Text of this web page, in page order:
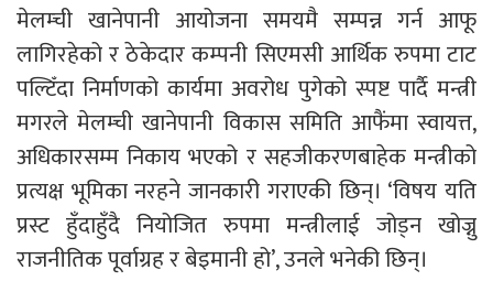
मेलम्ची खानेपानी आयोजना समयमै सम्पन्न गर्न आफू
लागिरहेको र ठेकेदार कम्पनी सिएमसी आर्थिक रुपमा टाट
पल्टिँदा निर्माणको कार्यमा अवरोध पुगेको स्पष्ट पार्दै मन्त्री
मगरले मेलम्ची खानेपानी विकास समिति आफैंमा स्वायत्त,
अधिकारसम्म निकाय भएको र सहजीकरणबाहेक मन्त्रीको
प्रत्यक्ष भूमिका नरहने जानकारी गराएकी छिन्। ‘विषय यति
प्रस्ट हुँदाहुँदै नियोजित रुपमा मन्त्रीलाई जोड्न खोज्नु
राजनीतिक पूर्वाग्रह र बेइमानी हो’, उनले भनेकी छिन्।